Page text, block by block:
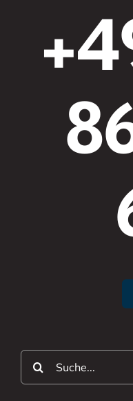
Suche
nach: